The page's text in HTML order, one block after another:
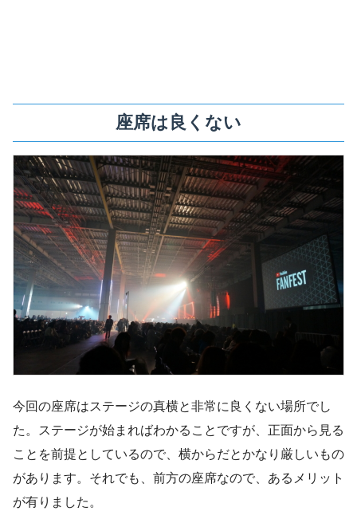
座席は良くない
今回の座席はステージの真横と非常に良くない場所でし
た。ステージが始まればわかることですが、正面から見る
ことを前提としているので、横からだとかなり厳しいもの
があります。それでも、前方の座席なので、あるメリット
が有りました。